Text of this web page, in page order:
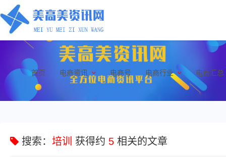
首页 电商资讯 电商号 电商行业 电商汇总
搜索： 培训 获得约 5 相关的文章